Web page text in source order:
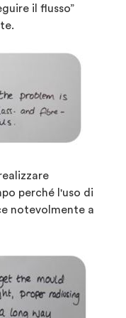
il flusso”
perché l'uso di
notevolmente a